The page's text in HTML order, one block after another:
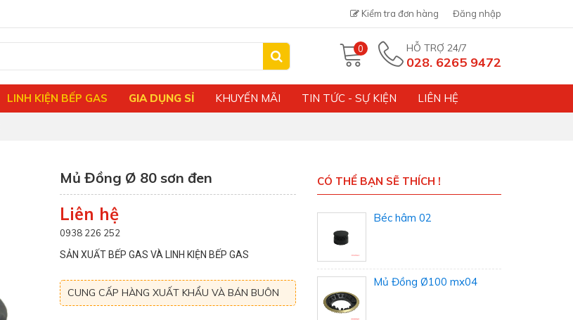
Kiểm tra đơn hàng Đăng nhập
0 HỖ TRỢ 24/7
028. 6265 9472
LINH KIỆN BẾP GAS GIA DỤNG SỈ KHUYẾN MÃI TIN TỨC - SỰ KIỆN LIÊN HỆ
Mủ Đồng Ø 80 sơn đen
Liên hệ
0938 226 252
SẢN XUẤT BẾP GAS VÀ LINH KIỆN BẾP GAS
CUNG CẤP HÀNG XUẤT KHẨU VÀ BÁN BUÔN
CÓ THỂ BẠN SẼ THÍCH !
Béc hâm 02
Mủ Đồng Ø100 mx04